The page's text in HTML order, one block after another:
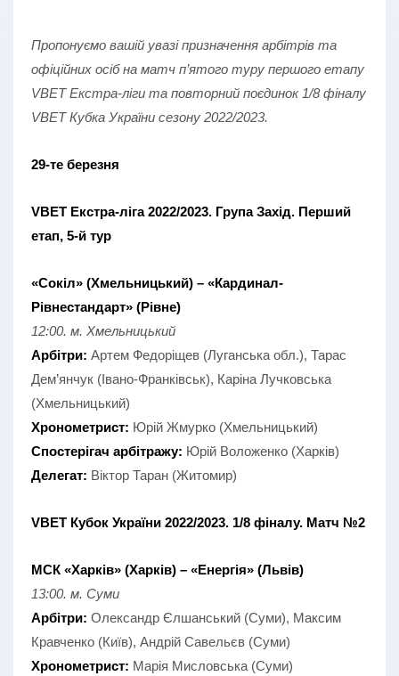
Пропонуємо вашій увазі призначення арбітрів та
офіційних осіб на матч п’ятого туру першого етапу
VBET Екстра-ліги та повторний поєдинок 1/8 фіналу
VBET Кубка України сезону 2022/2023.
29-те березня
VBET Екстра-ліга 2022/2023. Група Захід. Перший
етап, 5-й тур
«Сокіл» (Хмельницький) – «Кардинал-
Рівнестандарт» (Рівне)
12:00. м. Хмельницький
Арбітри: Артем Федоріщев (Луганська обл.), Тарас
Дем’янчук (Івано-Франківськ), Каріна Лучковська
(Хмельницький)
Хронометрист: Юрій Жмурко (Хмельницький)
Спостерігач арбітражу: Юрій Воложенко (Харків)
Делегат: Віктор Таран (Житомир)
VBET Кубок України 2022/2023. 1/8 фіналу. Матч №2
МСК «Харків» (Харків) – «Енергія» (Львів)
13:00. м. Суми
Арбітри: Олександр Єлшанський (Суми), Максим
Кравченко (Київ), Андрій Савельєв (Суми)
Хронометрист: Марія Мисловська (Суми)